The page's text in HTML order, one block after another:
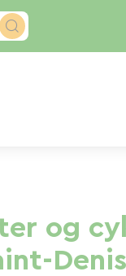
og
Denis